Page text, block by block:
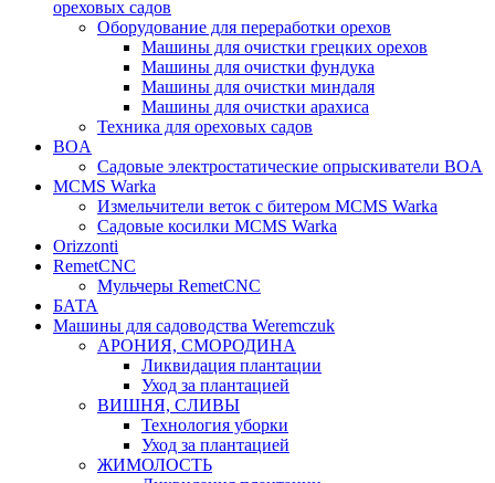
ореховых садов
Оборудование для переработки орехов
Машины для очистки грецких орехов
Машины для очистки фундука
Машины для очистки миндаля
Машины для очистки арахиса
Техника для ореховых садов
BOA
Садовые электростатические опрыскиватели BOA
MCMS Warka
Измельчители веток с битером MCMS Warka
Садовые косилки MCMS Warka
Orizzonti
RemetCNC
Мульчеры RemetCNC
БАТА
Машины для садоводства Weremczuk
АРОНИЯ, СМОРОДИНА
Ликвидация плантации
Уход за плантацией
ВИШНЯ, СЛИВЫ
Технология уборки
Уход за плантацией
ЖИМОЛОСТЬ